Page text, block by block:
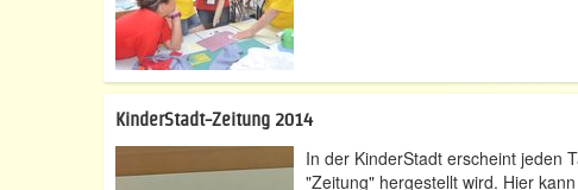
KinderStadt-Zeitung 2014
In der KinderStadt erscheint jeden
"Zeitung" hergestellt wird. Hier